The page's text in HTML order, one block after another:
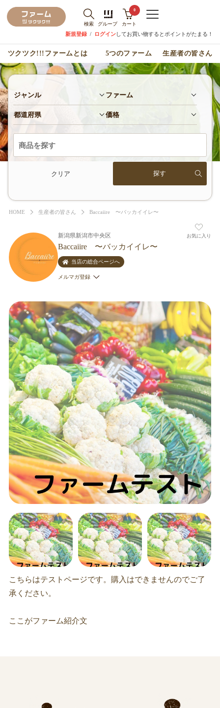
検索 グループ
0
カート
新規登録 / ログインしてお買い物するとポイントがたまる！
ツクツク!!!ファームとは 5つのファーム 生産者の皆さん
ジャンル ファーム
都道府県 価格
クリア
HOME 生産者の皆さん Baccaiire 〜バッカイイレ〜
新潟県新潟市中央区
Baccaiire 〜バッカイイレ〜
当店の総合ページへ
メルマガ登録
お気に入り
こちらはテストページです。購入はできませんのでご了
承ください。
ここがファーム紹介文